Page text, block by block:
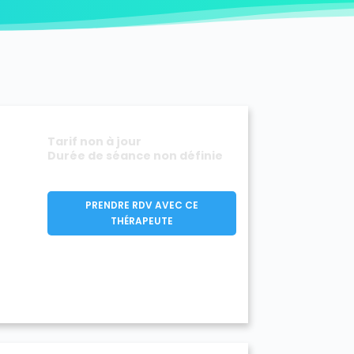
91080
91690
91830
Le Plessis-Pâté 91220
91630
Leuville-sur-Orge 91310
91540
Méréville 91660
Monnerville 91930
Morsang-sur-Seine 91250
Ormoy-la-Rivière 91150
Montcouronne 91530
Tarif non à jour
Durée de séance non définie
PRENDRE RDV AVEC CE
THÉRAPEUTE